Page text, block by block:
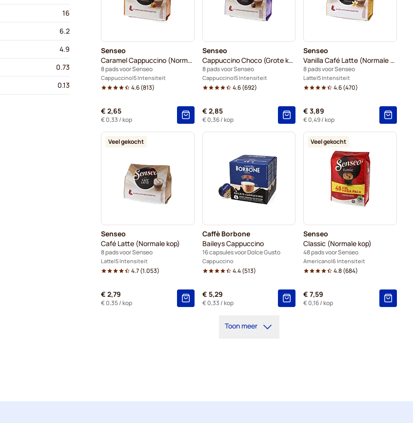
Senseo
Caramel Cappuccino (Normale kop)
8 pads voor Senseo
Cappuccino 5 Intensiteit
4.6(813)
€ 2,65
€ 0,33 / kop
Senseo
Cappuccino Choco (Grote kop)
8 pads voor Senseo
Cappuccino 5 Intensiteit
4.6(692)
€ 2,85
€ 0,36/ kop
Senseo
Vanilla Café Latte (Normale kop)
8 pads voor Senseo
Latte 5 Intensiteit
4.6(470)
€ 3,89
€ 0,49/ kop
Veel gekocht
Senseo
Café Latte (Normale kop)
8 pads voor Senseo
Latte 5 Intensiteit
4.7(1.053)
€ 2,79
€ 0,35/ kop
Caffè Borbone
Baileys Cappuccino
16 capsules voor Dolce Gusto
Cappuccino
4.4(513)
€ 5,29
€ 0,33 / kop
Veel gekocht
Senseo
Classic (Normale kop)
48 pads voor Senseo
Americano 6 Intensiteit
4.8(684)
€ 7,59
€ 0,16/ kop
Toon meer
16
6.2
4.9
0.73
0.13